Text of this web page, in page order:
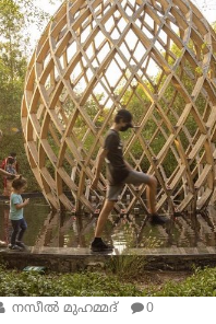
നസീല്‍ മുഹമ്മദ് 0